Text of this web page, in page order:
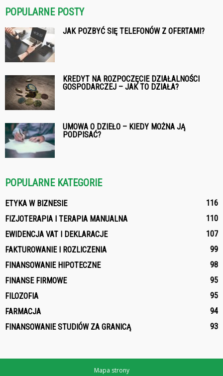
POPULARNE POSTY
JAK POZBYĆ SIĘ TELEFONÓW Z OFERTAMI?
KREDYT NA ROZPOCZĘCIE DZIAŁALNOŚCI
GOSPODARCZEJ – JAK TO DZIAŁA?
UMOWA O DZIEŁO – KIEDY MOŻNA JĄ
PODPISAĆ?
POPULARNE KATEGORIE
ETYKA W BIZNESIE
116
FIZJOTERAPIA I TERAPIA MANUALNA
110
EWIDENCJA VAT I DEKLARACJE
107
FAKTUROWANIE I ROZLICZENIA
99
FINANSOWANIE HIPOTECZNE
98
FINANSE FIRMOWE
95
FILOZOFIA
95
FARMACJA
94
FINANSOWANIE STUDIÓW ZA GRANICĄ
93
Mapa strony